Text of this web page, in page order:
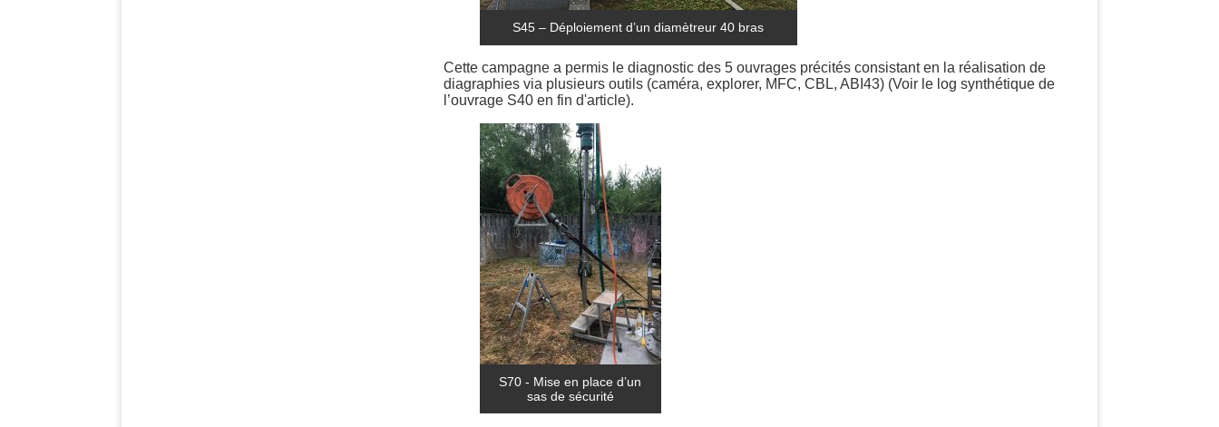
S45 – Déploiement d’un diamètreur 40 bras
Cette campagne a permis le diagnostic des 5 ouvrages précités consistant en la réalisation de
diagraphies via plusieurs outils (caméra, explorer, MFC, CBL, ABI43) (Voir le log synthétique de
l’ouvrage S40 en fin d'article).
S70 - Mise en place d’un
sas de sécurité